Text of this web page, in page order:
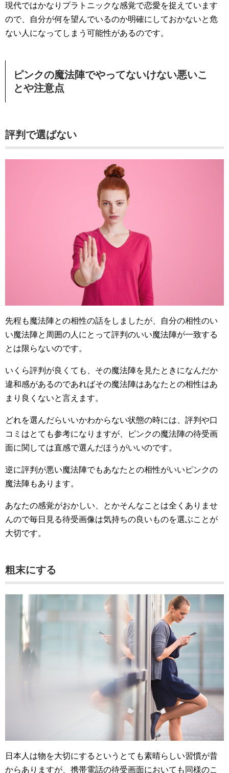
現代ではかなりプラトニックな感覚で恋愛を捉えています
ので、自分が何を望んでいるのか明確にしておかないと危
ない人になってしまう可能性があるのです。
ピンクの魔法陣でやってないけない悪いこ
とや注意点
評判で選ばない
先程も魔法陣との相性の話をしましたが、自分の相性のい
い魔法陣と周囲の人にとって評判のいい魔法陣が一致する
とは限らないのです。
いくら評判が良くても、その魔法陣を見たときになんだか
違和感があるのであればその魔法陣はあなたとの相性はあ
まり良くないと言えます。
どれを選んだらいいかわからない状態の時には、評判や口
コミはとても参考になりますが、ピンクの魔法陣の待受画
面に関しては直感で選んだほうがいいのです。
逆に評判が悪い魔法陣でもあなたとの相性がいいピンクの
魔法陣もあります。
あなたの感覚がおかしい、とかそんなことは全くありませ
んので毎日見る待受画像は気持ちの良いものを選ぶことが
大切です。
粗末にする
日本人は物を大切にするというとても素晴らしい習慣が昔
からありますが、携帯電話の待受画面においても同様のこ